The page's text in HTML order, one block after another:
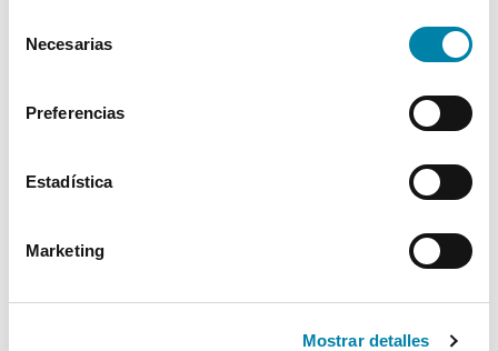
Necesarias
Preferencias
Estadística
Marketing
Mostrar detalles
Interior
Seguridad
Multimedia
* La información de Equipamiento puede no reflejar todos los detalles
Para cualquier duda, contacta con nuestro equipo.